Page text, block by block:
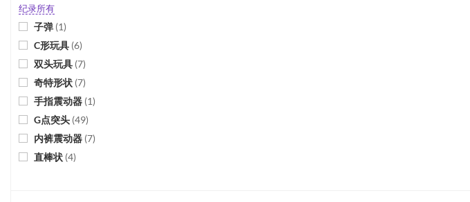
纪录所有
子弹 (1)
C形玩具 (6)
双头玩具 (7)
奇特形状 (7)
手指震动器 (1)
G点突头 (49)
内裤震动器 (7)
直棒状 (4)